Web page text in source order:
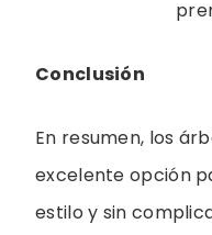
Conclusión
En resumen, los
excelente opción
estilo y sin